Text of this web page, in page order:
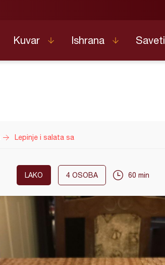
Kuvar Ishrana Saveti
Lepinje i salata sa
LAKO 4 OSOBA 60 min